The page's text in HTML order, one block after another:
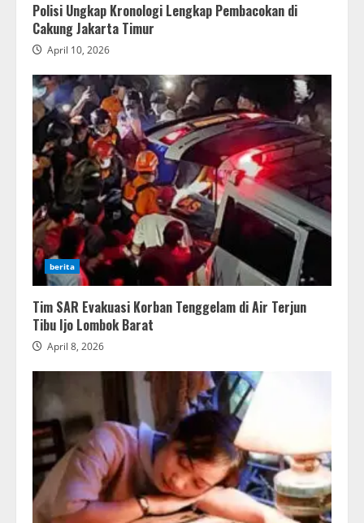
Polisi Ungkap Kronologi Lengkap Pembacokan di
Cakung Jakarta Timur
April 10, 2026
berita
Tim SAR Evakuasi Korban Tenggelam di Air Terjun
Tibu Ijo Lombok Barat
April 8, 2026